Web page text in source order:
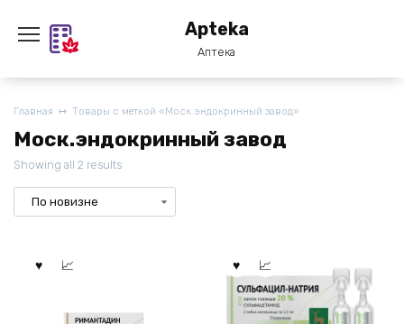
содержанию
Apteka
Аптека
Главная Товары с меткой «Моск.эндокринный завод»
Моск.эндокринный завод
Showing all 2 results